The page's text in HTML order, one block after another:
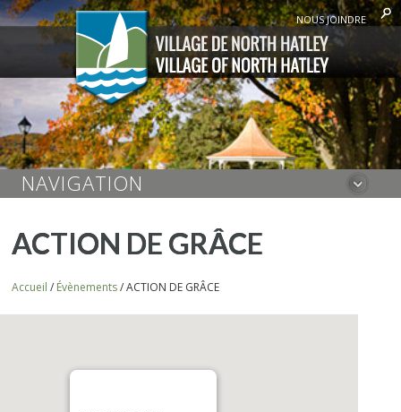
NOUS JOINDRE
NAVIGATION
ACTION DE GRÂCE
Accueil / Évènements/ACTION DE GRÂCE